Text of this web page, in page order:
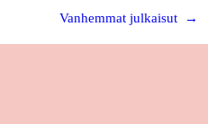
Vanhemmat julkaisut →